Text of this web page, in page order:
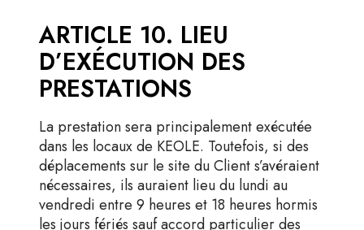
ARTICLE 10. LIEU
D’EXÉCUTION DES
PRESTATIONS
La prestation sera principalement exécutée
dans les locaux de KEOLE. Toutefois, si des
déplacements sur le site du Client s’avéraient
nécessaires, ils auraient lieu du lundi au
vendredi entre 9 heures et 18 heures hormis
les jours fériés sauf accord particulier des